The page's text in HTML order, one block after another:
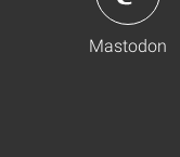
Mastodon